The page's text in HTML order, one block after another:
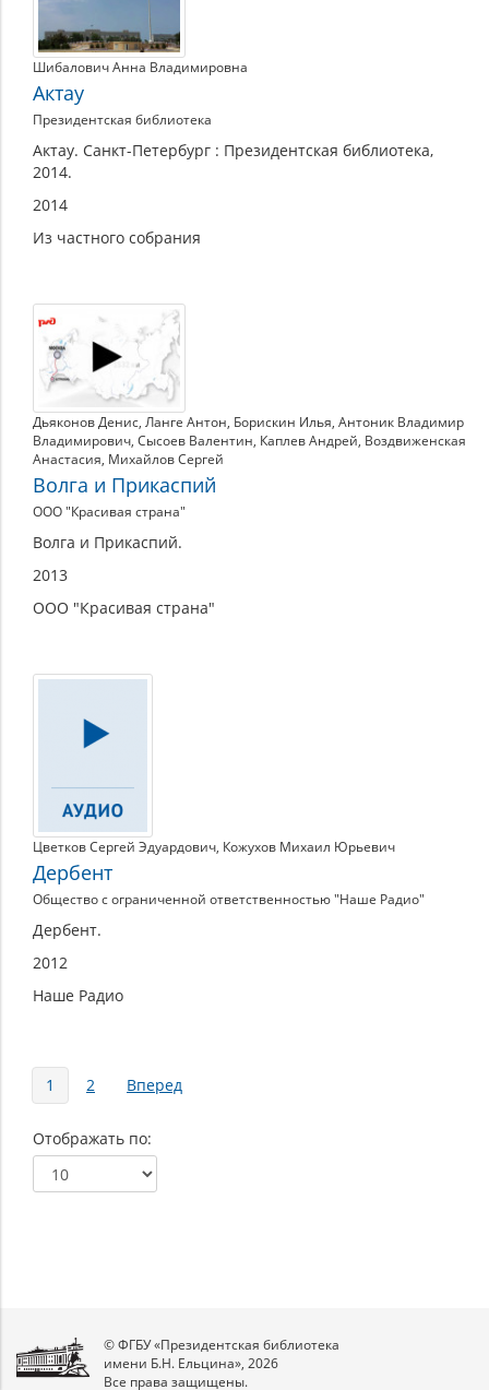
Шибалович Анна Владимировна
Актау
Президентская библиотека
Актау. Санкт-Петербург : Президентская библиотека,
2014.
2014
Из частного собрания
Дьяконов Денис, Ланге Антон, Борискин Илья, Антоник Владимир
Владимирович, Сысоев Валентин, Каплев Андрей, Воздвиженская
Анастасия, Михайлов Сергей
Волга и Прикаспий
ООО "Красивая страна"
Волга и Прикаспий.
2013
ООО "Красивая страна"
Цветков Сергей Эдуардович, Кожухов Михаил Юрьевич
Дербент
Общество с ограниченной ответственностью "Наше Радио"
Дербент.
2012
Наше Радио
Страницы
1 2 Вперед
Отображать по
© ФГБУ «Президентская библиотека
имени Б.Н. Ельцина», 2026
Все права защищены.